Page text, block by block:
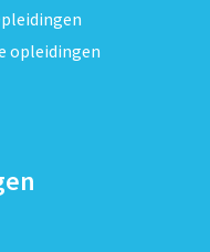
opleidingen